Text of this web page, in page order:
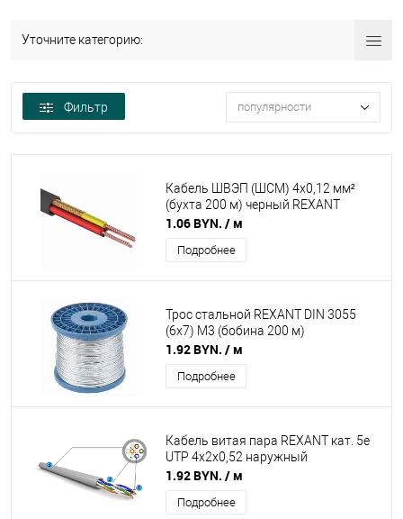
Уточните категорию:
Фильтр популярности
Кабель ШВЭП (ШСМ) 4x0,12 мм²
(бухта 200 м) черный REXANT
1.06 BYN. / м
Подробнее
Трос стальной REXANT DIN 3055
(6x7) М3 (бобина 200 м)
1.92 BYN. / м
Подробнее
Кабель витая пара REXANT кат. 5е
UTP 4x2x0,52 наружный
1.92 BYN. / м
Подробнее